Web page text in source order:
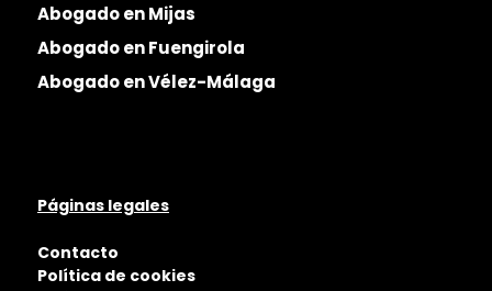
Abogado en Mijas
Abogado en Fuengirola
Abogado en Vélez-Málaga
Páginas legales
Contacto
Política de cookies